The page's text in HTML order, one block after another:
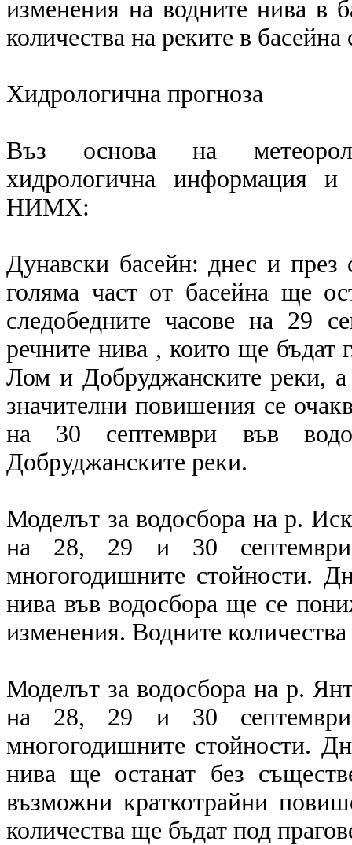
изменения на водните нива в
количества на реките в
Хидрологична прогноза
Въз основа на
хидрологична информация и
НИМХ:
Дунавски басейн: днес и
голяма част от басейна ще
следобедните часове на 29
речните нива , които ще бъдат
Лом и Добруджанските реки,
значителни повишения се
на 30 септември във
Добруджанските реки.
Моделът за водосбора на р.
на 28, 29 и 30
многогодишните стойности.
нива във водосбора ще се
изменения. Водните
Моделът за водосбора на р.
на 28, 29 и 30
многогодишните стойности.
нива ще останат без
възможни краткотрайни
количества ще бъдат под